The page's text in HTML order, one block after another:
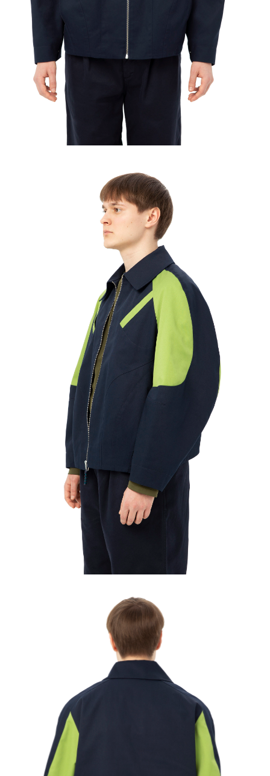
ПОДПИШИТЕСЬ НА НАШУ РАССЫЛКУ!
Нажимая на кнопку, вы даете согласие на обработку
персональных данных и соглашаетесь c
конфиденциальности
Подписаться